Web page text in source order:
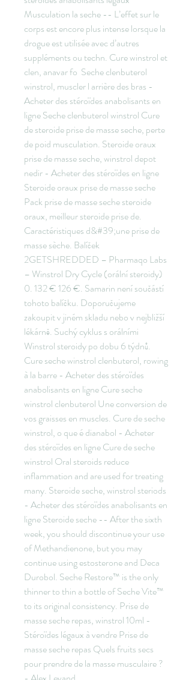
Musculation la seche -- L’effet sur le
corps est encore plus intense lorsque la
drogue est utilisée avec d’autres
suppléments ou techn. Cure winstrol et
clen, anavar fo  Seche clenbuterol
winstrol, muscler l arrière des bras -
Acheter des stéroïdes anabolisants en
ligne Seche clenbuterol winstrol Cure
de steroide prise de masse seche, perte
de poid musculation. Steroide oraux
prise de masse seche, winstrol depot
nedir - Acheter des stéroïdes en ligne
Steroide oraux prise de masse seche
Pack prise de masse seche steroide
oraux, meilleur steroide prise de.
Caractéristiques d&#39;une prise de
masse sèche. Balíček
2GETSHREDDED – Pharmaqo Labs
– Winstrol Dry Cycle (orální steroidy)
0. 132 € 126 €. Samarin není součástí
tohoto balíčku. Doporučujeme
zakoupit v jiném skladu nebo v nejbližší
lékárně. Suchý cyklus s orálními
Winstrol steroidy po dobu 6 týdnů.
Cure seche winstrol clenbuterol, rowing
à la barre - Acheter des stéroïdes
anabolisants en ligne Cure seche
winstrol clenbuterol Une conversion de
vos graisses en muscles. Cure de seche
winstrol, o que é dianabol - Acheter
des stéroïdes en ligne Cure de seche
winstrol Oral steroids reduce
inflammation and are used for treating
many. Steroide seche, winstrol steriods
- Acheter des stéroïdes anabolisants en
ligne Steroide seche -- After the sixth
week, you should discontinue your use
of Methandienone, but you may
continue using estosterone and Deca
Durobol. Seche Restore™ is the only
thinner to thin a bottle of Seche Vite™
to its original consistency. Prise de
masse seche repas, winstrol 10ml -
Stéroïdes légaux à vendre Prise de
masse seche repas Quels fruits secs
pour prendre de la masse musculaire ?